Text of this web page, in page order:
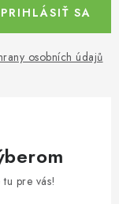
osobních údajů
PRIHLÁSIŤ SA
pre vás!